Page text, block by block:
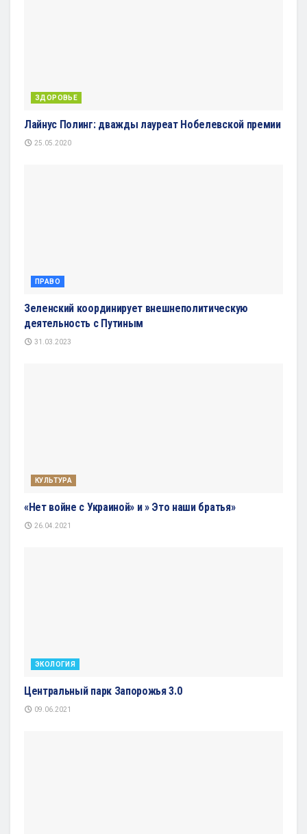
ЗДОРОВЬЕ
Лайнус Полинг: дважды лауреат Нобелевской премии
25.05.2020
ПРАВО
Зеленский координирует внешнеполитическую
деятельность с Путиным
31.03.2023
КУЛЬТУРА
«Нет войне с Украиной» и » Это наши братья»
26.04.2021
ЭКОЛОГИЯ
Центральный парк Запорожья 3.0
09.06.2021